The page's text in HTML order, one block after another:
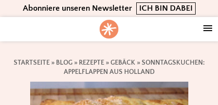
to
navigation
to
content
to
Abonniere unseren Newsletter ICH BIN DABEI
STARTSEITE» BLOG» REZEPTE»GEBÄCK»SONNTAGSKUCHEN:
APPELFLAPPEN AUS HOLLAND